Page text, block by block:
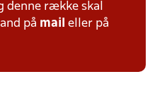
denne række skal
på mail eller på